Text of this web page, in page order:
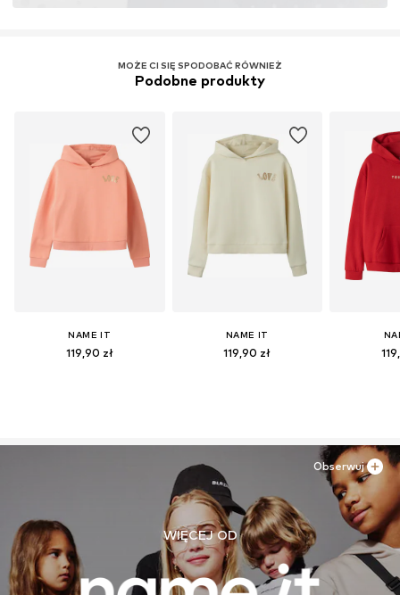
MOŻE CI SIĘ SPODOBAĆ RÓWNIEŻ
Podobne produkty
NAME IT
119,90 zł
NAME IT
119,90 zł
WIĘCEJ OD
Obserwuj